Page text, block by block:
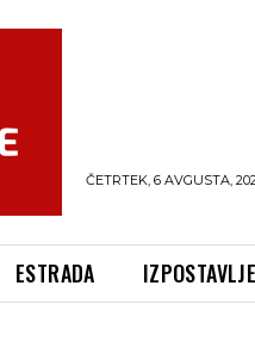
ČETRTEK, 6 AVGUSTA,
ESTRADA